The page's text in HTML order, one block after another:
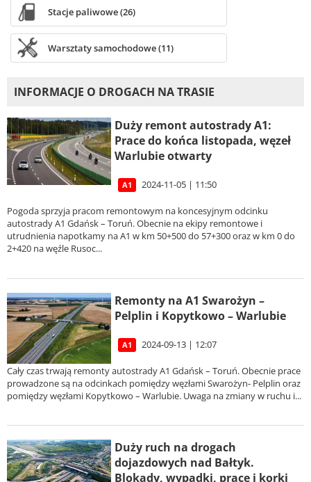
Stacje paliwowe (26)
Warsztaty samochodowe (11)
INFORMACJE O DROGACH NA TRASIE
Duży remont autostrady A1:
Prace do końca listopada, węzeł
Warlubie otwarty
A1 2024-11-05 | 11:50
Pogoda sprzyja pracom remontowym na koncesyjnym odcinku
autostrady A1 Gdańsk – Toruń. Obecnie na ekipy remontowe i
utrudnienia napotkamy na A1 w km 50+500 do 57+300 oraz w km 0 do
2+420 na węźle Rusoc...
Remonty na A1 Swarożyn –
Pelplin i Kopytkowo – Warlubie
A1 2024-09-13 | 12:07
Cały czas trwają remonty autostrady A1 Gdańsk – Toruń. Obecnie prace
prowadzone są na odcinkach pomiędzy węzłami Swarożyn- Pelplin oraz
pomiędzy węzłami Kopytkowo – Warlubie. Uwaga na zmiany w ruchu i...
Duży ruch na drogach
dojazdowych nad Bałtyk.
Blokady, wypadki, prace i korki